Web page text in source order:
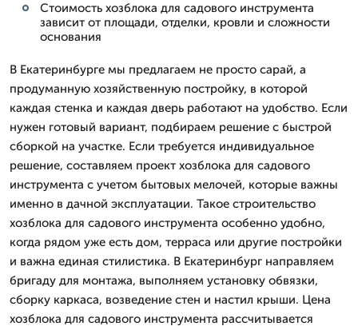
Стоимость хозблока для садового инструмента
зависит от площади, отделки, кровли и сложности
основания
В Екатеринбурге мы предлагаем не просто сарай, а
продуманную хозяйственную постройку, в которой
каждая стенка и каждая дверь работают на удобство. Если
нужен готовый вариант, подбираем решение с быстрой
сборкой на участке. Если требуется индивидуальное
решение, составляем проект хозблока для садового
инструмента с учетом бытовых мелочей, которые важны
именно в дачной эксплуатации. Такое строительство
хозблока для садового инструмента особенно удобно,
когда рядом уже есть дом, терраса или другие постройки
и важна единая стилистика. В Екатеринбург направляем
бригаду для монтажа, выполняем установку обвязки,
сборку каркаса, возведение стен и настил крыши. Цена
хозблока для садового инструмента рассчитывается